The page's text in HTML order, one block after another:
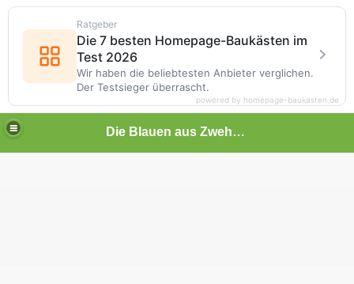
Die Blauen aus Zwehren e.V.
Ratgeber
Die 7 besten Homepage-Baukästen im
Test 2026
Wir haben die beliebtesten Anbieter verglichen.
Der Testsieger überrascht.
powered by homepage-baukasten.de